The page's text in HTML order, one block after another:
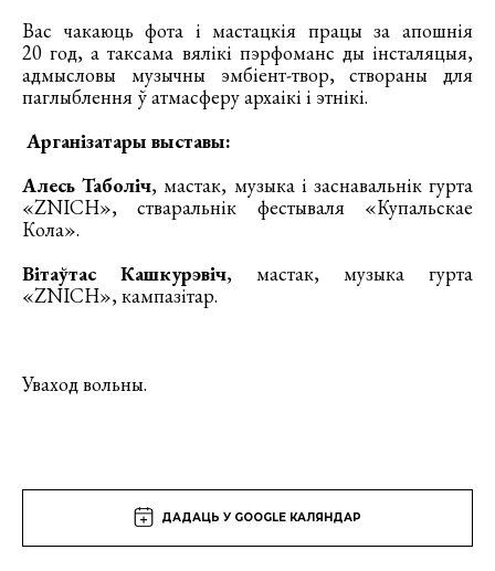
Вас чакаюць фота і мастацкія працы за апошнія
20 год, а таксама вялікі пэрфоманс ды інсталяцыя,
адмысловы музычны эмбіент-твор, створаны для
паглыблення ў атмасферу архаікі і этнікі.
Арганізатары выставы:
Алесь Таболіч, мастак, музыка і заснавальнік гурта
«ZNICH», стваральнік фестываля «Купальскае
Кола».
Вітаўтас Кашкурэвіч, мастак, музыка гурта
«ZNICH», кампазітар.
Уваход вольны.
ДАДАЦЬ У GOOGLE КАЛЯНДАР